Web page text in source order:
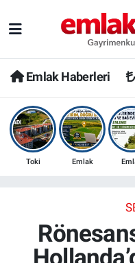
Emlak Haberleri
Toki Emlak